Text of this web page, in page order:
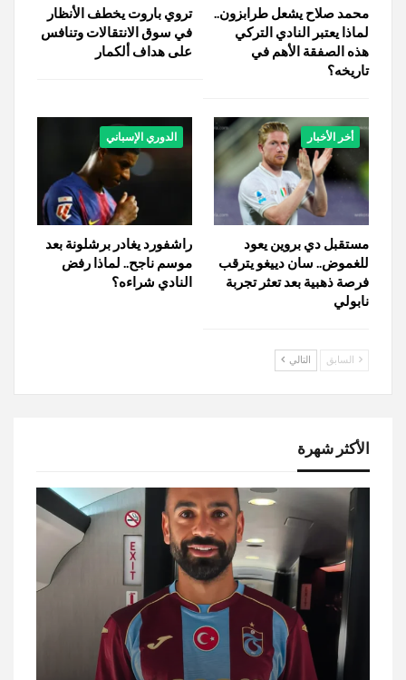
محمد صلاح يشعل طرابزون..
لماذا يعتبر النادي التركي
هذه الصفقة الأهم في
تاريخه؟
تروي باروت يخطف الأنظار
في سوق الانتقالات وتنافس
على هداف ألكمار
أخر الأخبار
مستقبل دي بروين يعود
للغموض.. سان دييغو يترقب
فرصة ذهبية بعد تعثر تجربة
نابولي
الدوري الإسباني
راشفورد يغادر برشلونة بعد
موسم ناجح.. لماذا رفض
النادي شراءه؟
السابق التالي
الأكثر شهرة